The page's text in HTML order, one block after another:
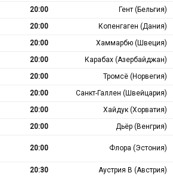
20:00
Гент (Бельгия)
20:00
Копенгаген (Дания)
20:00
Хаммарбю (Швеция)
20:00
Карабах (Азербайджан)
20:00
Тромсё (Норвегия)
20:00
Санкт-Галлен (Швейцария)
20:00
Хайдук (Хорватия)
20:00
Дьёр (Венгрия)
20:00 Флора (Эстония)
20:30
Аустрия В (Австрия)